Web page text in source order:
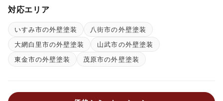
対応エリア
いすみ市の外壁塗装
八街市の外壁塗装
大網白里市の外壁塗装
山武市の外壁塗装
東金市の外壁塗装
茂原市の外壁塗装